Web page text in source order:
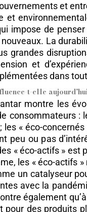
et
et
impose de
La
grandes
et
dans
t-elle
montre les
consommateurs :
les « éco-
peu ou pas
« éco-actifs » est
les « éco-actifs
un catalyseur
avec la
également
pour des produits